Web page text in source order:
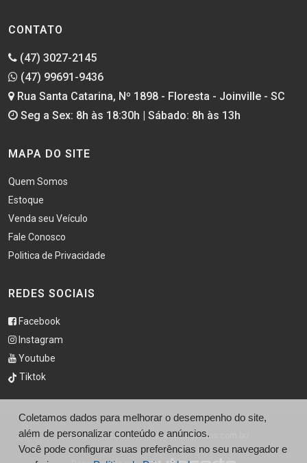
CONTATO
(47) 3027-2145
(47) 99691-9436
Rua Santa Catarina, Nº 1898 - Floresta - Joinville - SC
Seg a Sex: 8h às 18:30h | Sábado: 8h às 13h
MAPA DO SITE
Quem Somos
Estoque
Venda seu Veículo
Fale Conosco
Politica de Privacidade
REDES SOCIAIS
Facebook
Instagram
Youtube
Tiktok
© Daucar Veículos - http://daucarveiculos.com.br/
Coletamos dados para melhorar o desempenho do site,
além de personalizar conteúdo e anúncios.
Você pode configurar suas preferências no seu navegador e